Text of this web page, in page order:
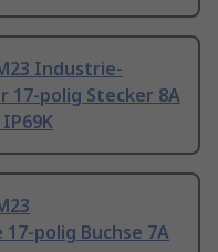
Industrie-
17-polig Stecker 8A
polig Buchse 7A